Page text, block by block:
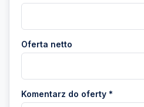
Oferta netto
Komentarz do oferty *